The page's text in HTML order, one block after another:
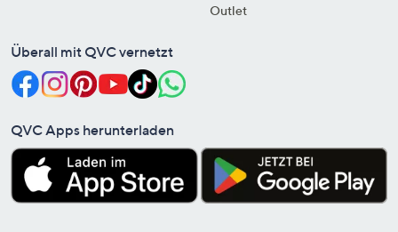
Outlet
Überall mit QVC vernetzt
QVC Apps herunterladen